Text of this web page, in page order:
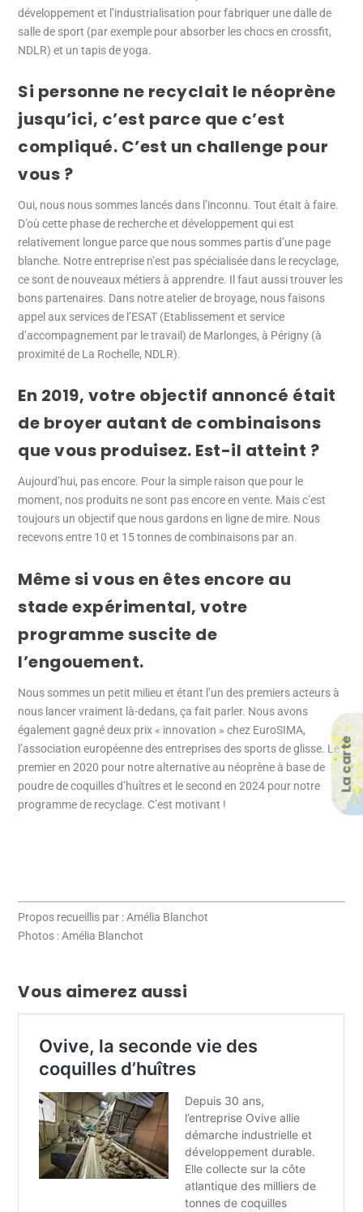
La carte
développement et l’industrialisation pour fabriquer une dalle de
salle de sport (par exemple pour absorber les chocs en crossfit,
NDLR) et un tapis de yoga.
Si personne ne recyclait le néoprène
jusqu’ici, c’est parce que c’est
compliqué. C’est un challenge pour
vous ?
Oui, nous nous sommes lancés dans l’inconnu. Tout était à faire.
D’où cette phase de recherche et développement qui est
relativement longue parce que nous sommes partis d’une page
blanche. Notre entreprise n’est pas spécialisée dans le recyclage,
ce sont de nouveaux métiers à apprendre. Il faut aussi trouver les
bons partenaires. Dans notre atelier de broyage, nous faisons
appel aux services de l’ESAT (Etablissement et service
d’accompagnement par le travail) de Marlonges, à Périgny (à
proximité de La Rochelle, NDLR).
En 2019, votre objectif annoncé était
de broyer autant de combinaisons
que vous produisez. Est-il atteint ?
Aujourd’hui, pas encore. Pour la simple raison que pour le
moment, nos produits ne sont pas encore en vente. Mais c’est
toujours un objectif que nous gardons en ligne de mire. Nous
recevons entre 10 et 15 tonnes de combinaisons par an.
Même si vous en êtes encore au
stade expérimental, votre
programme suscite de
l’engouement.
Nous sommes un petit milieu et étant l’un des premiers acteurs à
nous lancer vraiment là-dedans, ça fait parler. Nous avons
également gagné deux prix « innovation » chez EuroSIMA,
l’association européenne des entreprises des sports de glisse. Le
premier en 2020 pour notre alternative au néoprène à base de
poudre de coquilles d’huîtres et le second en 2024 pour notre
programme de recyclage. C’est motivant !
Propos recueillis par : Amélia Blanchot
Photos : Amélia Blanchot
Vous aimerez aussi